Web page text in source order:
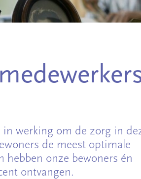
in werking om de zorg in
de meest optimale
hebben onze bewoners én
ontvangen.